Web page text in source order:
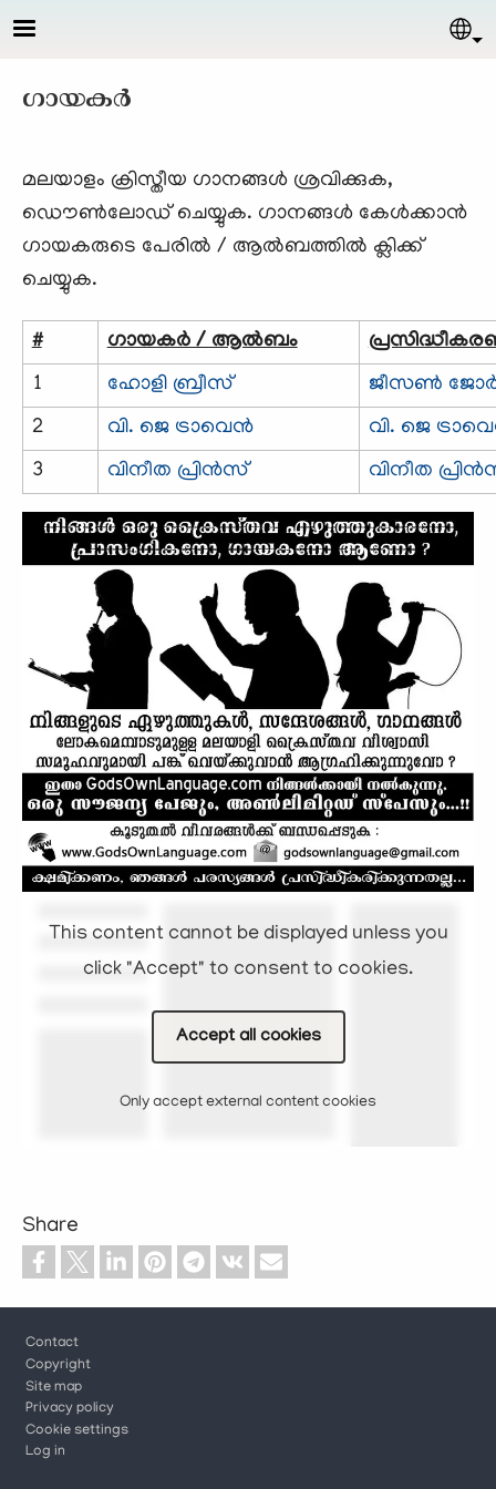
Skip to main content
ഗായകര്‍
മലയാളം ക്രിസ്തീയ ഗാനങ്ങള്‍ ശ്രവിക്കുക,
ഡൌണ്‍ലോഡ് ചെയ്യുക. ഗാനങ്ങള്‍ കേള്‍ക്കാന്‍
ഗായകരുടെ പേരില്‍ / ആല്‍ബത്തില്‍ ക്ലിക്ക്
ചെയ്യുക.
# ഗായകര്‍ / ആല്‍ബം
1
ഹോളി ബ്രീസ്
ജീസണ്‍
2
വി. ജെ ട്രാവെന്‍
വി. ജെ
3
വിനീത പ്രിന്‍സ് വിനീത
This content cannot be displayed unless you
click "Accept" to consent to cookies.
Accept all cookies
Only accept external content cookies
Share
Footer
Contact
Copyright
Site map
Privacy policy
Cookie settings
Log in